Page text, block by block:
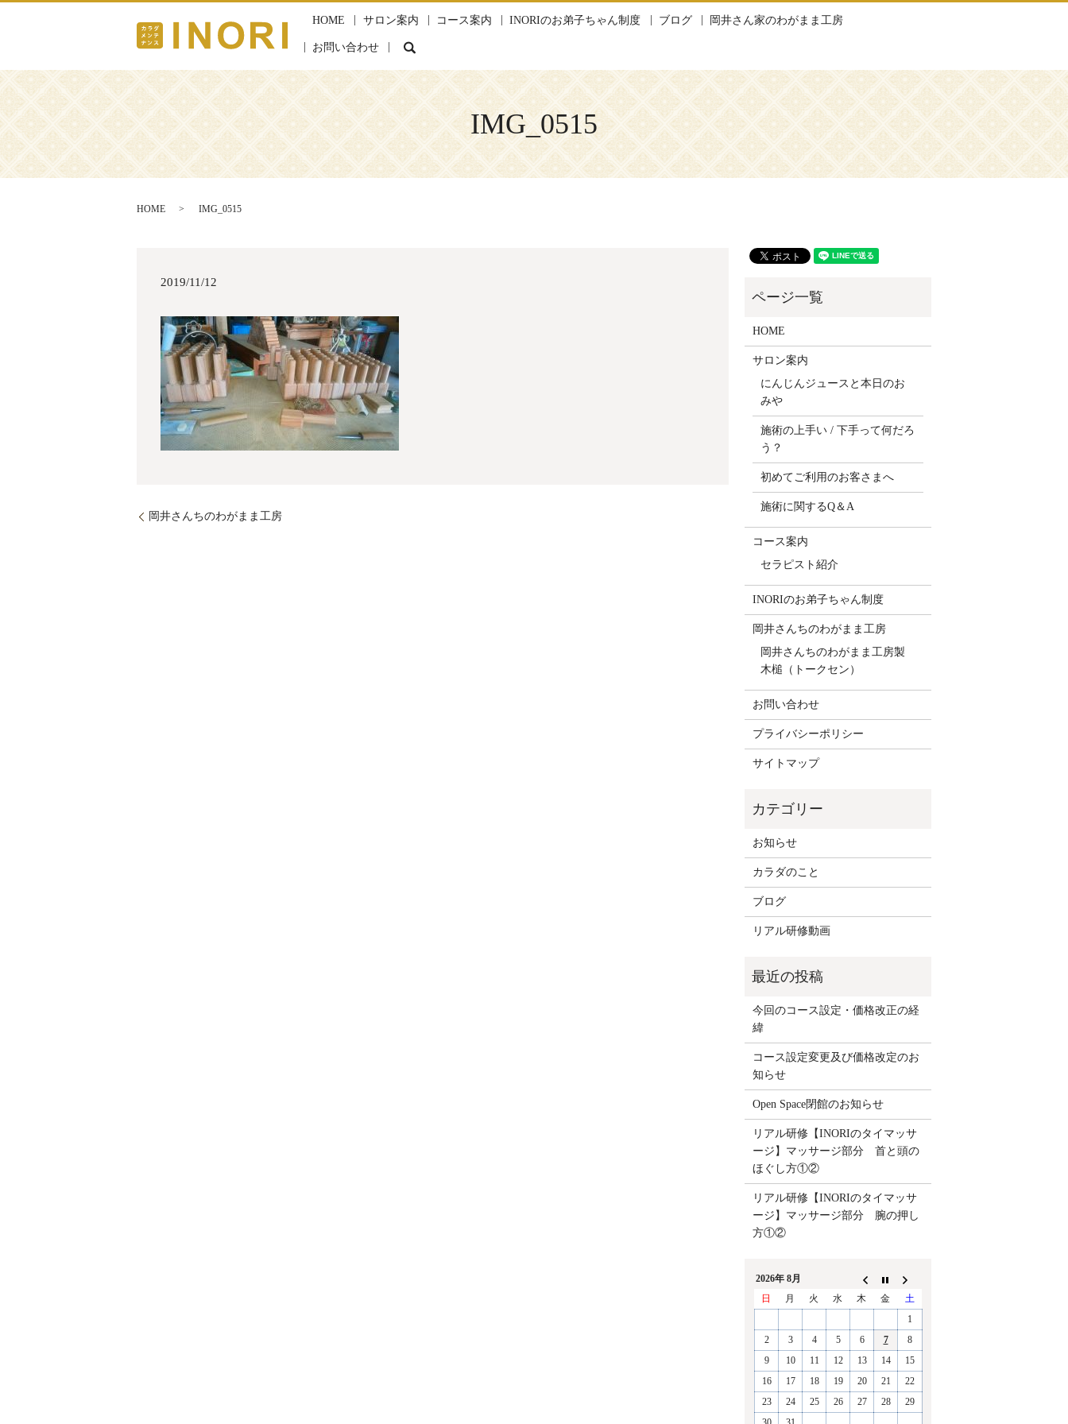
HOME サロン案内 コース案内 INORIのお弟子ちゃん制度 ブログ 岡井さん家のわがまま工房
お問い合わせ
IMG_0515
HOME IMG_0515
2019/11/12
岡井さんちのわがまま工房
HOME
サロン案内
にんじんジュースと本日のお
みや
施術の上手い / 下手って何だろ
う？
初めてご利用のお客さまへ
施術に関するQ＆A
コース案内
セラピスト紹介
INORIのお弟子ちゃん制度
岡井さんちのわがまま工房
岡井さんちのわがまま工房製
木槌（トークセン）
お問い合わせ
プライバシーポリシー
サイトマップ
お知らせ
カラダのこと
ブログ
リアル研修動画
今回のコース設定・価格改正の経
緯
コース設定変更及び価格改定のお
知らせ
Open Space閉館のお知らせ
リアル研修【INORIのタイマッサ
ージ】マッサージ部分 首と頭の
ほぐし方①②
リアル研修【INORIのタイマッサ
ージ】マッサージ部分 腕の押し
方①②
2026年 8月
日
月 火 水 木 金
土
1
2
3 4 5 6 7
8
9
10 11 12 13 14
15
16
17 18 19 20 21
22
23
24 25 26 27 28
29